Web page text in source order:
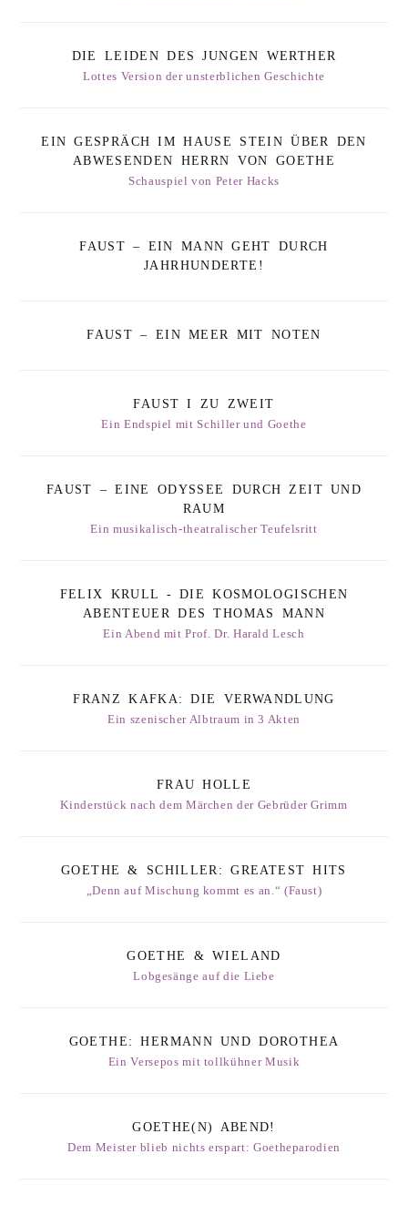
DIE LEIDEN DES JUNGEN WERTHER
Lottes Version der unsterblichen Geschichte
EIN GESPRÄCH IM HAUSE STEIN ÜBER DEN
ABWESENDEN HERRN VON GOETHE
Schauspiel von Peter Hacks
FAUST – EIN MANN GEHT DURCH
JAHRHUNDERTE!
FAUST – EIN MEER MIT NOTEN
FAUST I ZU ZWEIT
Ein Endspiel mit Schiller und Goethe
FAUST – EINE ODYSSEE DURCH ZEIT UND
RAUM
Ein musikalisch-theatralischer Teufelsritt
FELIX KRULL - DIE KOSMOLOGISCHEN
ABENTEUER DES THOMAS MANN
Ein Abend mit Prof. Dr. Harald Lesch
FRANZ KAFKA: DIE VERWANDLUNG
Ein szenischer Albtraum in 3 Akten
FRAU HOLLE
Kinderstück nach dem Märchen der Gebrüder Grimm
GOETHE & SCHILLER: GREATEST HITS
„Denn auf Mischung kommt es an.“ (Faust)
GOETHE & WIELAND
Lobgesänge auf die Liebe
GOETHE: HERMANN UND DOROTHEA
Ein Versepos mit tollkühner Musik
GOETHE(N) ABEND!
Dem Meister blieb nichts erspart: Goetheparodien